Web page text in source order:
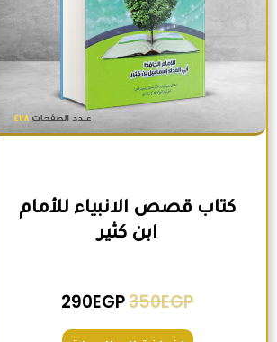
كتاب قصص الانبياء للأمام
ابن كثير
350EGP
290EGP